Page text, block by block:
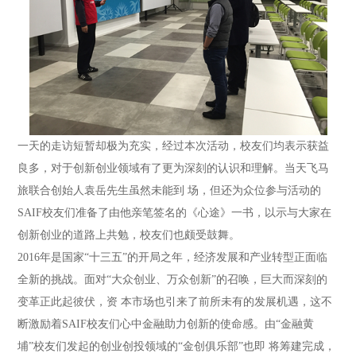
一天的走访短暂却极为充实，经过本次活动，校友们均表示获益
良多，对于创新创业领域有了更为深刻的认识和理解。当天飞马
旅联合创始人袁岳先生虽然未能到 场，但还为众位参与活动的
SAIF校友们准备了由他亲笔签名的《心途》一书，以示与大家在
创新创业的道路上共勉，校友们也颇受鼓舞。
2016年是国家“十三五”的开局之年，经济发展和产业转型正面临
全新的挑战。面对“大众创业、万众创新”的召唤，巨大而深刻的
变革正此起彼伏，资 本市场也引来了前所未有的发展机遇，这不
断激励着SAIF校友们心中金融助力创新的使命感。由“金融黄
埔”校友们发起的创业创投领域的“金创俱乐部”也即 将筹建完成，